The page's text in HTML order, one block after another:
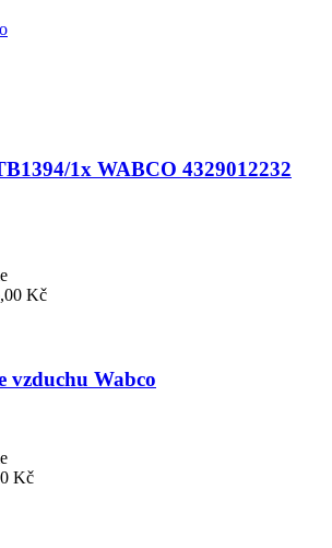
1x WABCO 4329012232
Kč
vzduchu Wabco
Kč